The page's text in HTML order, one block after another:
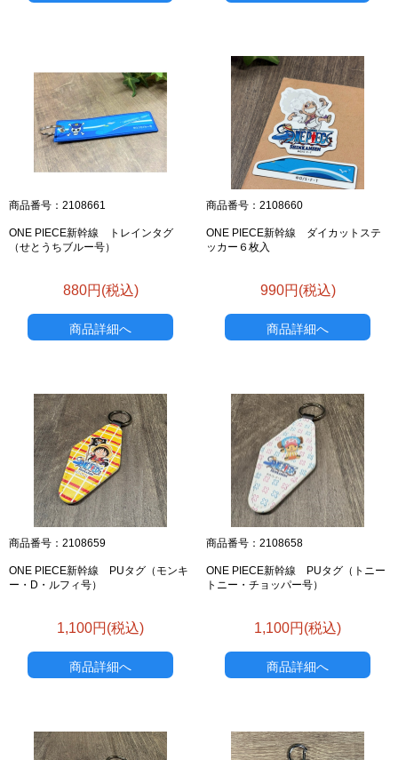
商品番号：2108661
ONE PIECE新幹線 トレインタグ
（せとうちブルー号）
880円(税込)
商品詳細へ
商品番号：2108660
ONE PIECE新幹線 ダイカットステ
ッカー６枚入
990円(税込)
商品詳細へ
商品番号：2108659
ONE PIECE新幹線 PUタグ（モンキ
ー・D・ルフィ号）
1,100円(税込)
商品詳細へ
商品番号：2108658
ONE PIECE新幹線 PUタグ（トニー
トニー・チョッパー号）
1,100円(税込)
商品詳細へ